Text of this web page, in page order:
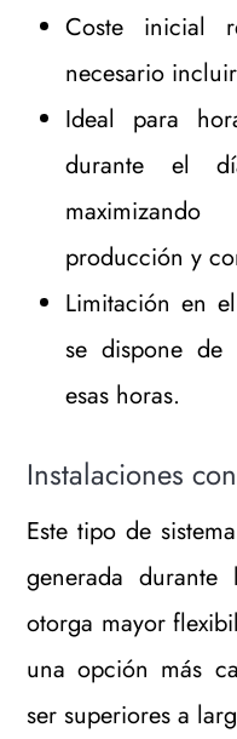
Coste inicial
necesario
Ideal para
durante el
producción y
Limitación en
se dispone de
esas horas.
Instalaciones
Este tipo de
generada
otorga mayor
una opción más
ser superiores a